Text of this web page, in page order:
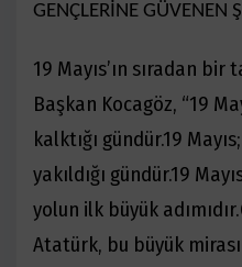
GENÇLERİNE GÜVENEN
19 Mayıs’ın sıradan
Başkan Kocagöz, “19
kalktığı gündür.19 Mayı
yakıldığı gündür.19
yolun ilk büyük adımıdır.
Atatürk, bu büyük